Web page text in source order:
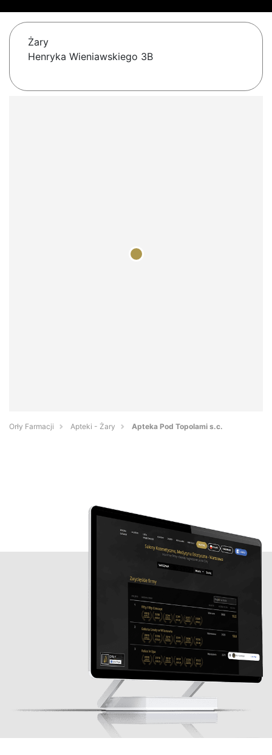
Żary
Henryka Wieniawskiego 3B
Orły Farmacji Apteki - Żary Apteka Pod Topolami s.c.